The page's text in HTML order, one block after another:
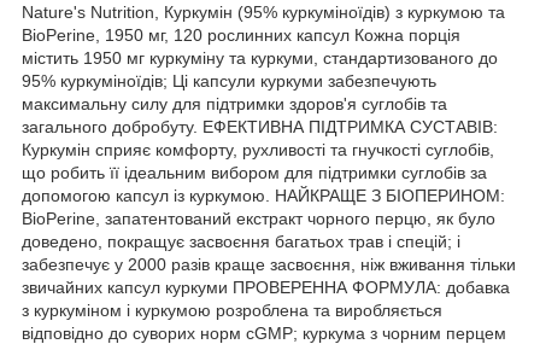
Nature's Nutrition, Куркумін (95% куркуміноїдів) з куркумою та
BioPerine, 1950 мг, 120 рослинних капсул Кожна порція
містить 1950 мг куркуміну та куркуми, стандартизованого до
95% куркуміноїдів; Ці капсули куркуми забезпечують
максимальну силу для підтримки здоров'я суглобів та
загального добробуту. ЕФЕКТИВНА ПІДТРИМКА СУСТАВІВ:
Куркумін сприяє комфорту, рухливості та гнучкості суглобів,
що робить її ідеальним вибором для підтримки суглобів за
допомогою капсул із куркумою. НАЙКРАЩЕ З БІОПЕРИНОМ:
BioPerine, запатентований екстракт чорного перцю, як було
доведено, покращує засвоєння багатьох трав і спецій; і
забезпечує у 2000 разів краще засвоєння, ніж вживання тільки
звичайних капсул куркуми ПРОВЕРЕННА ФОРМУЛА: добавка
з куркуміном і куркумою розроблена та виробляється
відповідно до суворих норм cGMP; куркума з чорним перцем